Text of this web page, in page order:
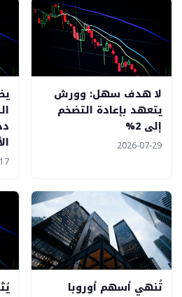
لا هدف سهل: وورش
يتعهد بإعادة التضخم
إلى 2%
2026-07-29
تُنهي أسهم أوروبا